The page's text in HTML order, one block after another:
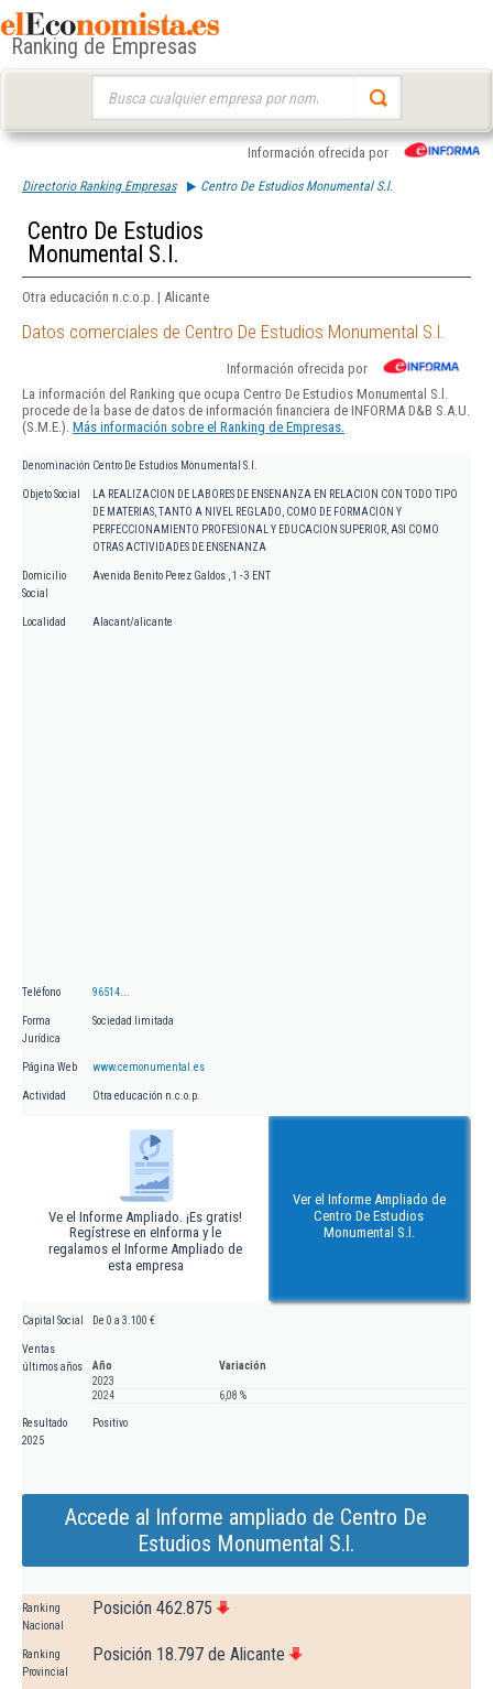
Ranking de Empresas
Información ofrecida por
Directorio Ranking Empresas Centro De Estudios Monumental S.l.
Centro De Estudios
Monumental S.l.
Otra educación n.c.o.p. | Alicante
Datos comerciales de Centro De Estudios Monumental S.l.
Información ofrecida por
La información del Ranking que ocupa Centro De Estudios Monumental S.l.
procede de la base de datos de información financiera de INFORMA D&B S.A.U.
(S.M.E.). Más información sobre el Ranking de Empresas.
Denominación Centro De Estudios Monumental S.l.
Objeto Social
LA REALIZACION DE LABORES DE ENSENANZA EN RELACION CON TODO TIPO
DE MATERIAS, TANTO A NIVEL REGLADO, COMO DE FORMACION Y
PERFECCIONAMIENTO PROFESIONAL Y EDUCACION SUPERIOR, ASI COMO
OTRAS ACTIVIDADES DE ENSENANZA
Domicilio
Social
Avenida Benito Perez Galdos , 1 - 3 ENT
Localidad Alacant/alicante
Teléfono 96514...
Forma
Jurídica
Sociedad limitada
Página Web www.cemonumental.es
Actividad Otra educación n.c.o.p.
Ve el Informe Ampliado. ¡Es gratis!
Regístrese en eInforma y le
regalamos el Informe Ampliado de
esta empresa
Ver el Informe Ampliado de
Centro De Estudios
Monumental S.l.
Capital Social De 0 a 3.100 €
Ventas
últimos años
Año
Variación
2023
2024
6,08 %
Resultado
2025
Positivo
Accede al Informe ampliado de Centro De
Estudios Monumental S.l.
Ranking
Nacional
Posición 462.875
Ranking
Provincial
Posición 18.797 de Alicante